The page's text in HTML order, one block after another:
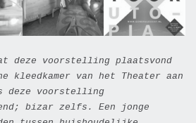
deze voorstelling plaatsvond
kleedkamer van het Theater aan
deze voorstelling
bizar zelfs. Een jonge